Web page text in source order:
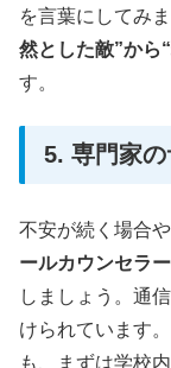
を言葉にしてみま
然とした敵”から
す。
5. 専門家
不安が続く場合
ールカウンセラ
しましょう。通
けられています
も、まずは学校